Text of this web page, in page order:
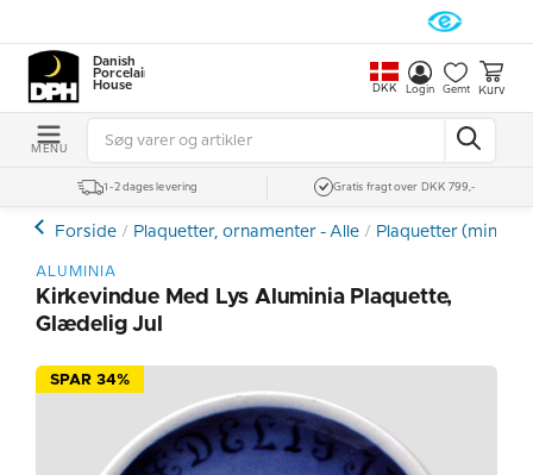
Danish
Porcelain
House
DKK Login Gemt Kurv
MENU
1-2 dages levering Gratis fragt over DKK 799,-
Forside Plaquetter, ornamenter - Alle Plaquetter (mini
ALUMINIA
Kirkevindue Med Lys Aluminia Plaquette,
Glædelig Jul
SPAR 34%